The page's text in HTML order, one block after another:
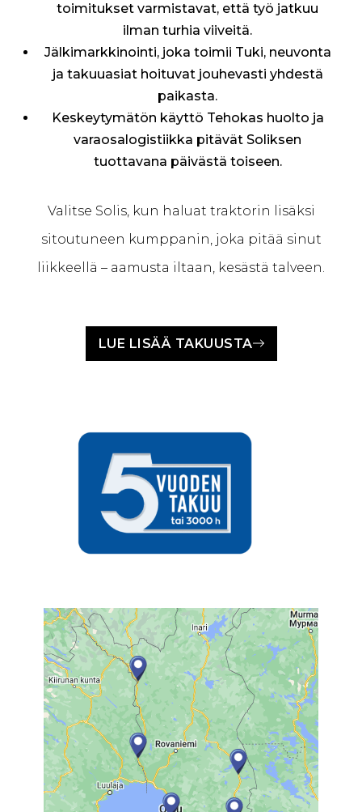
toimitukset varmistavat, että työ jatkuu
ilman turhia viiveitä.
Jälkimarkkinointi, joka toimii Tuki, neuvonta
ja takuuasiat hoituvat jouhevasti yhdestä
paikasta.
Keskeytymätön käyttö Tehokas huolto ja
varaosalogistiikka pitävät Soliksen
tuottavana päivästä toiseen.
Valitse Solis, kun haluat traktorin lisäksi
sitoutuneen kumppanin, joka pitää sinut
liikkeellä – aamusta iltaan, kesästä talveen.
LUE LISÄÄ TAKUUSTA